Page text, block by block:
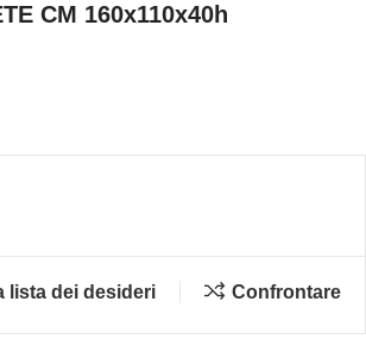
CM 160x110x40h
lista dei desideri Confrontare